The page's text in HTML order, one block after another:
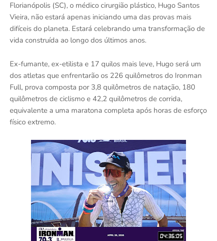
Florianópolis (SC), o médico cirurgião plástico, Hugo Santos
Vieira, não estará apenas iniciando uma das provas mais
difíceis do planeta. Estará celebrando uma transformação de
vida construída ao longo dos últimos anos.
Ex-fumante, ex-etilista e 17 quilos mais leve, Hugo será um
dos atletas que enfrentarão os 226 quilômetros do Ironman
Full, prova composta por 3,8 quilômetros de natação, 180
quilômetros de ciclismo e 42,2 quilômetros de corrida,
equivalente a uma maratona completa após horas de esforço
físico extremo.